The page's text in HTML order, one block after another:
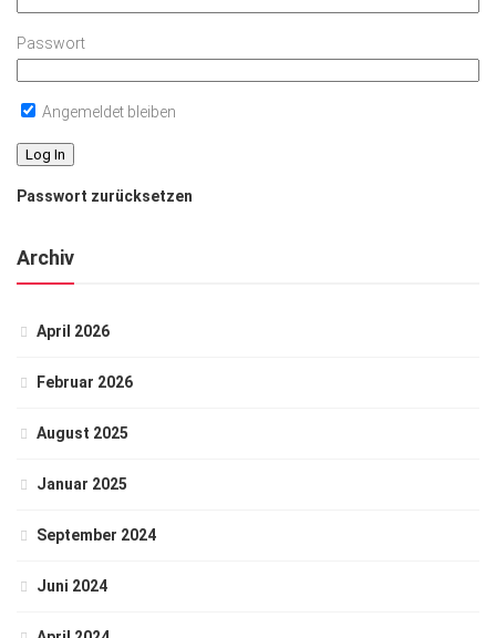
Passwort
Angemeldet bleiben
Passwort zurücksetzen
Archiv
April 2026
Februar 2026
August 2025
Januar 2025
September 2024
Juni 2024